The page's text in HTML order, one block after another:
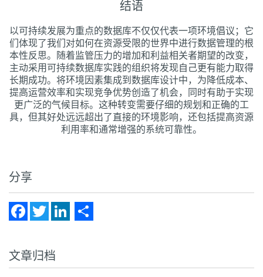
结语
以可持续发展为重点的数据库不仅仅代表一项环境倡议；它
们体现了我们对如何在资源受限的世界中进行数据管理的根
本性反思。随着监管压力的增加和利益相关者期望的改变，
主动采用可持续数据库实践的组织将发现自己更有能力取得
长期成功。将环境因素集成到数据库设计中，为降低成本、
提高运营效率和实现竞争优势创造了机会，同时有助于实现
更广泛的气候目标。这种转变需要仔细的规划和正确的工
具，但其好处远远超出了直接的环境影响，还包括提高资源
利用率和通常增强的系统可靠性。
分享
文章归档